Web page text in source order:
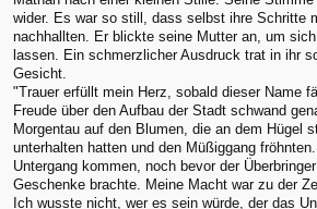
wider. Es war so still, dass selbst ihre Schritte
nachhallten. Er blickte seine Mutter an, um
lassen. Ein schmerzlicher Ausdruck trat in ihr
Gesicht.
"Trauer erfüllt mein Herz, sobald dieser Name
Freude über den Aufbau der Stadt schwand
Morgentau auf den Blumen, die an dem Hügel
unterhalten hatten und den Müßiggang
Untergang kommen, noch bevor der
Geschenke brachte. Meine Macht war zu der
Ich wusste nicht, wer es sein würde, der das